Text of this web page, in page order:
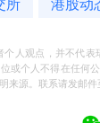
所 港股动
个人观点，并不代
或个人不得在任何
来源。联系请发邮